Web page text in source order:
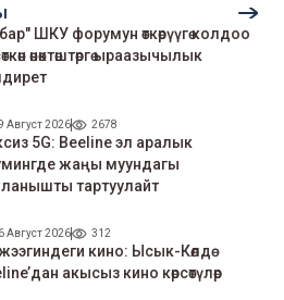
ШКУ форумун өткөрүүгө колдоо
өнөктөштөргө ыраазычылык
Август 2026 2678
5G: Beeline эл аралык
жаңы муундагы
тартуулайт
Август 2026 312
жээгиндеги кино: Ысык-Көлдө
акысыз кино көрсөтүлөр